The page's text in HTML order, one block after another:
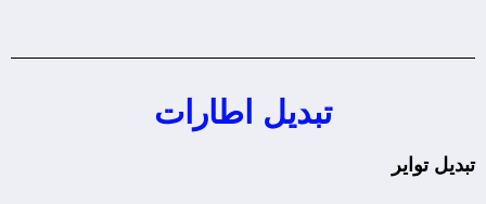
تبديل اطارات
تبديل تواير